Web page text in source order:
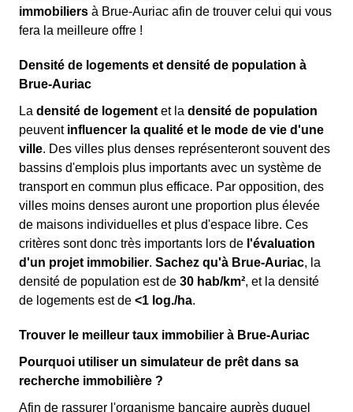
immobiliers à Brue-Auriac afin de trouver celui qui vous
fera la meilleure offre !
Densité de logements et densité de population à
Brue-Auriac
La densité de logement et la densité de population
peuvent influencer la qualité et le mode de vie d'une
ville. Des villes plus denses représenteront souvent des
bassins d'emplois plus importants avec un système de
transport en commun plus efficace. Par opposition, des
villes moins denses auront une proportion plus élevée
de maisons individuelles et plus d'espace libre. Ces
critères sont donc très importants lors de l'évaluation
d'un projet immobilier. Sachez qu'à Brue-Auriac, la
densité de population est de 30 hab/km², et la densité
de logements est de <1 log./ha.
Trouver le meilleur taux immobilier à Brue-Auriac
Pourquoi utiliser un simulateur de prêt dans sa
recherche immobilière ?
Afin de rassurer l'organisme bancaire auprès duquel